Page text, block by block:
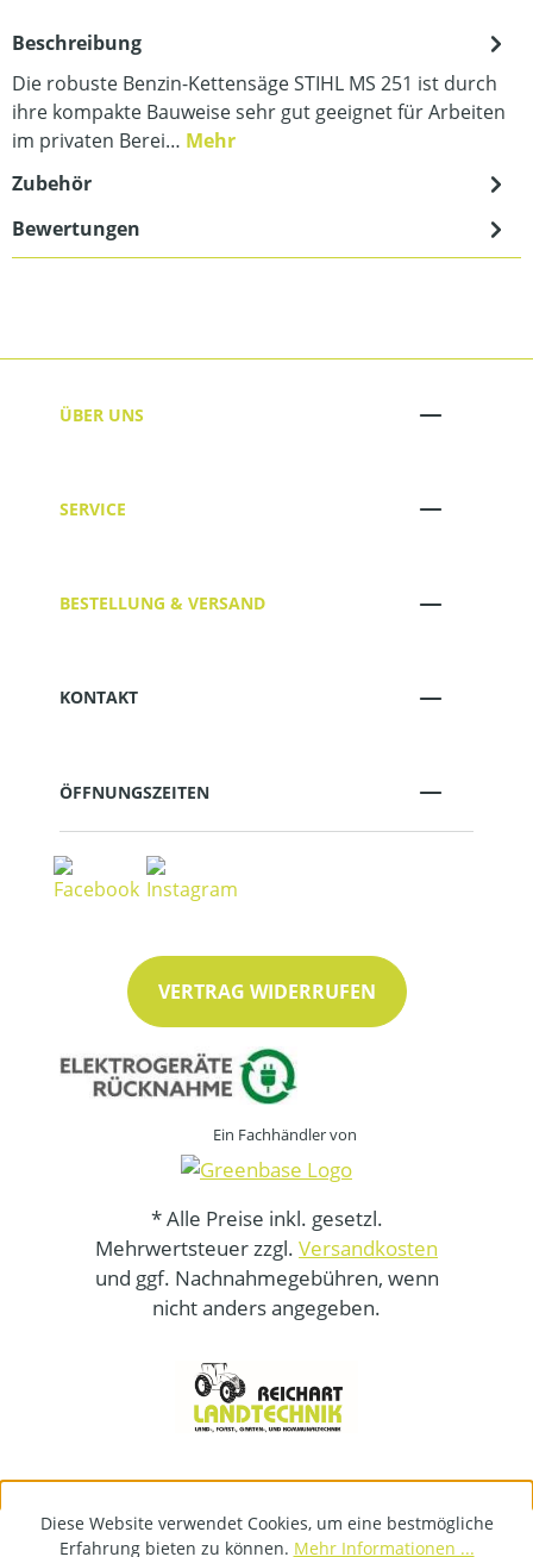
Beschreibung
Die robuste Benzin-Kettensäge STIHL MS 251 ist durch
ihre kompakte Bauweise sehr gut geeignet für Arbeiten
im privaten Berei… Mehr
Zubehör
Bewertungen
ÜBER UNS
SERVICE
BESTELLUNG & VERSAND
KONTAKT
ÖFFNUNGSZEITEN
VERTRAG WIDERRUFEN
Ein Fachhändler von
* Alle Preise inkl. gesetzl.
Mehrwertsteuer zzgl. Versandkosten
und ggf. Nachnahmegebühren, wenn
nicht anders angegeben.
Diese Website verwendet Cookies, um eine bestmögliche
Erfahrung bieten zu können. Mehr Informationen ...